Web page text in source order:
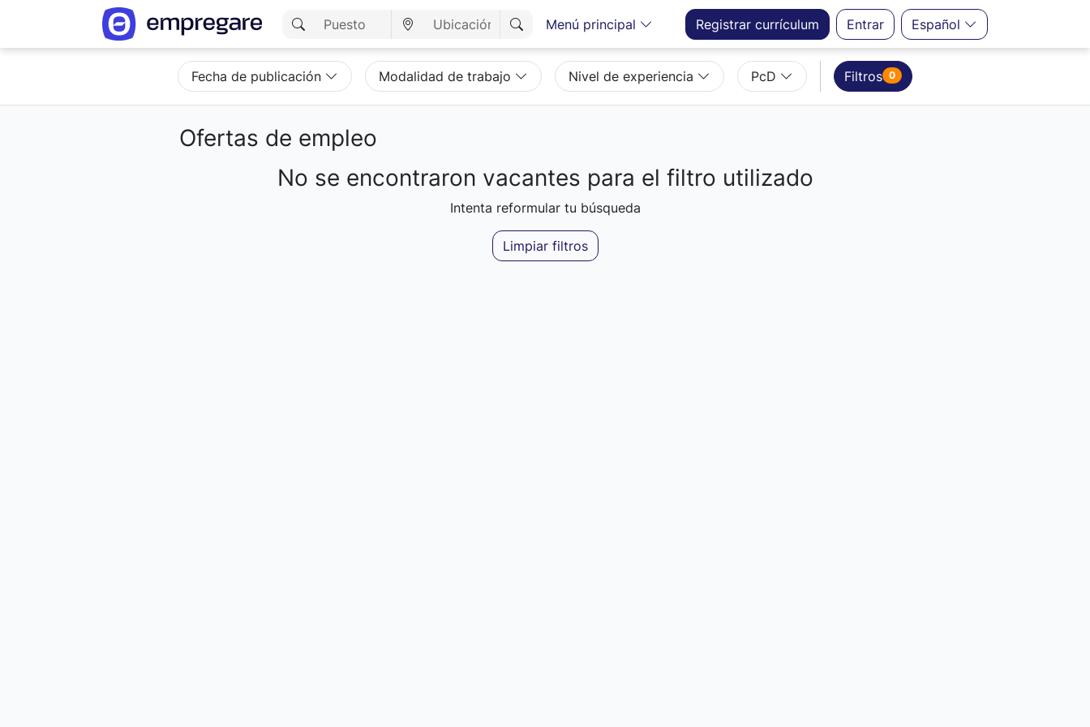
Menú principal Registrar currículum Entrar Español
Fecha de publicación Modalidad de trabajo Nivel de experiencia PcD Filtros 0
Ofertas de empleo
Cargando resultados...No se encontraron vacantes para el filtro utilizado
Intenta reformular tu búsqueda
Limpiar filtros